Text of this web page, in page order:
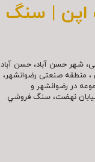
اپن | سنگ
خمینی، شهر حسن آباد، حسن آباد
منطقه صنعتی رضوانشهر،
در رضوانشهر و
نهضت، سنگ فروشي